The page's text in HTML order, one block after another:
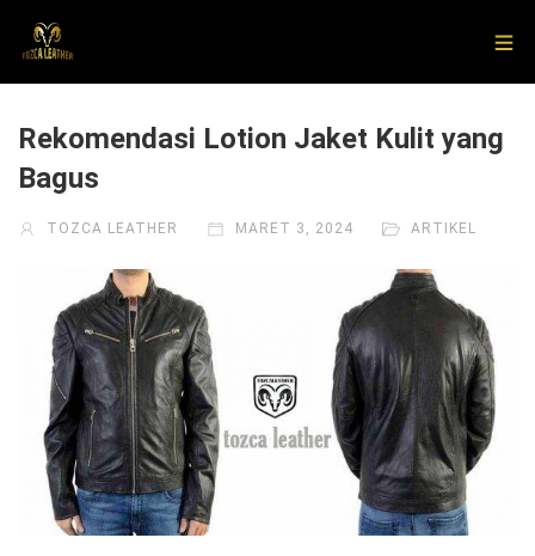
Rekomendasi Lotion Jaket Kulit yang
Bagus
TOZCA LEATHER MARET 3, 2024 ARTIKEL